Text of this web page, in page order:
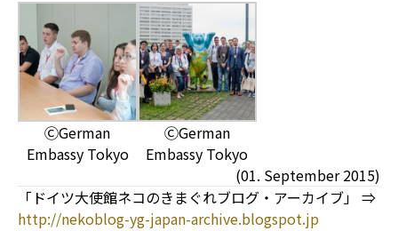
ⒸGerman
Embassy Tokyo
ⒸGerman
Embassy Tokyo
(01. September 2015)
「ドイツ大使館ネコのきまぐれブログ・アーカイブ」 ⇒
http://nekoblog-yg-japan-archive.blogspot.jp